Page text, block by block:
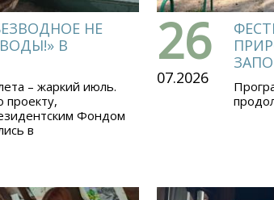
НЕ
В
– жаркий июль.
проекту,
Фондом
в
26
07.2026